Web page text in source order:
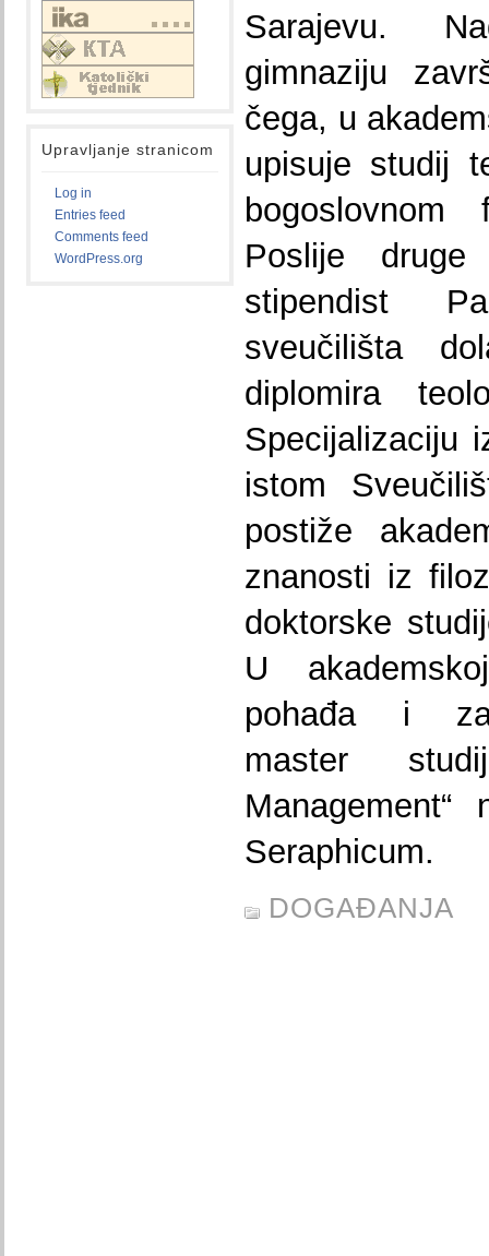
Upravljanje stranicom
Log in
Entries feed
Comments feed
WordPress.org
Sarajevu.
gimnaziju
čega, u
upisuje studij
Poslije
stipendist
sveučilišta
diplomira
Specijalizaciju
istom
postiže
znanosti iz
doktorske
U
pohađa i
master
Seraphicum.
DOGAĐANJA